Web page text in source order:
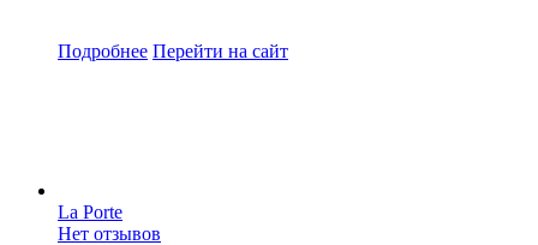
Подробнее Перейти на сайт
La Porte
Нет отзывов